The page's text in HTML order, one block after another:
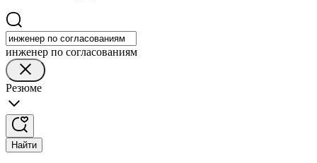
инженер по согласованиям
Резюме
Найти